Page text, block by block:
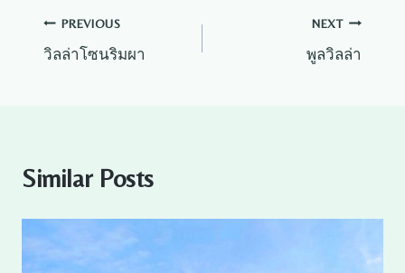
แนะแนว
เรื่อง
PREVIOUS
วิลล่าโซนริมผา
NEXT
พูลวิลล่า
Similar Posts